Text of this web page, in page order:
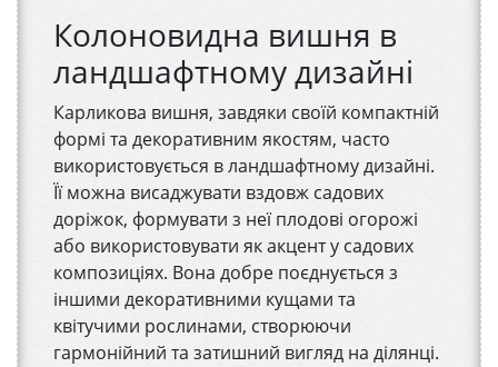
Колоновидна вишня в
ландшафтному дизайні
Карликова вишня, завдяки своїй компактній
формі та декоративним якостям, часто
використовується в ландшафтному дизайні.
Її можна висаджувати вздовж садових
доріжок, формувати з неї плодові огорожі
або використовувати як акцент у садових
композиціях. Вона добре поєднується з
іншими декоративними кущами та
квітучими рослинами, створюючи
гармонійний та затишний вигляд на ділянці.